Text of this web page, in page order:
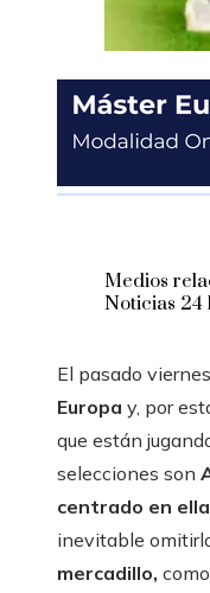
Medios
Noticias 24
El pasado
Europa y, por
que están
selecciones son
centrado en ella
inevitable
mercadillo,